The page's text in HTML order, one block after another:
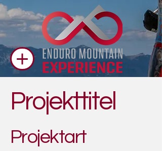
Projekttitel
Projektart